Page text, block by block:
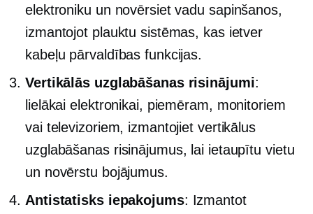
elektroniku un novērsiet vadu sapinšanos,
izmantojot plauktu sistēmas, kas ietver
kabeļu pārvaldības funkcijas.
Vertikālās uzglabāšanas risinājumi:
lielākai elektronikai, piemēram, monitoriem
vai televizoriem, izmantojiet vertikālus
uzglabāšanas risinājumus, lai ietaupītu vietu
un novērstu bojājumus.
Antistatisksiepakojums: Izmantot